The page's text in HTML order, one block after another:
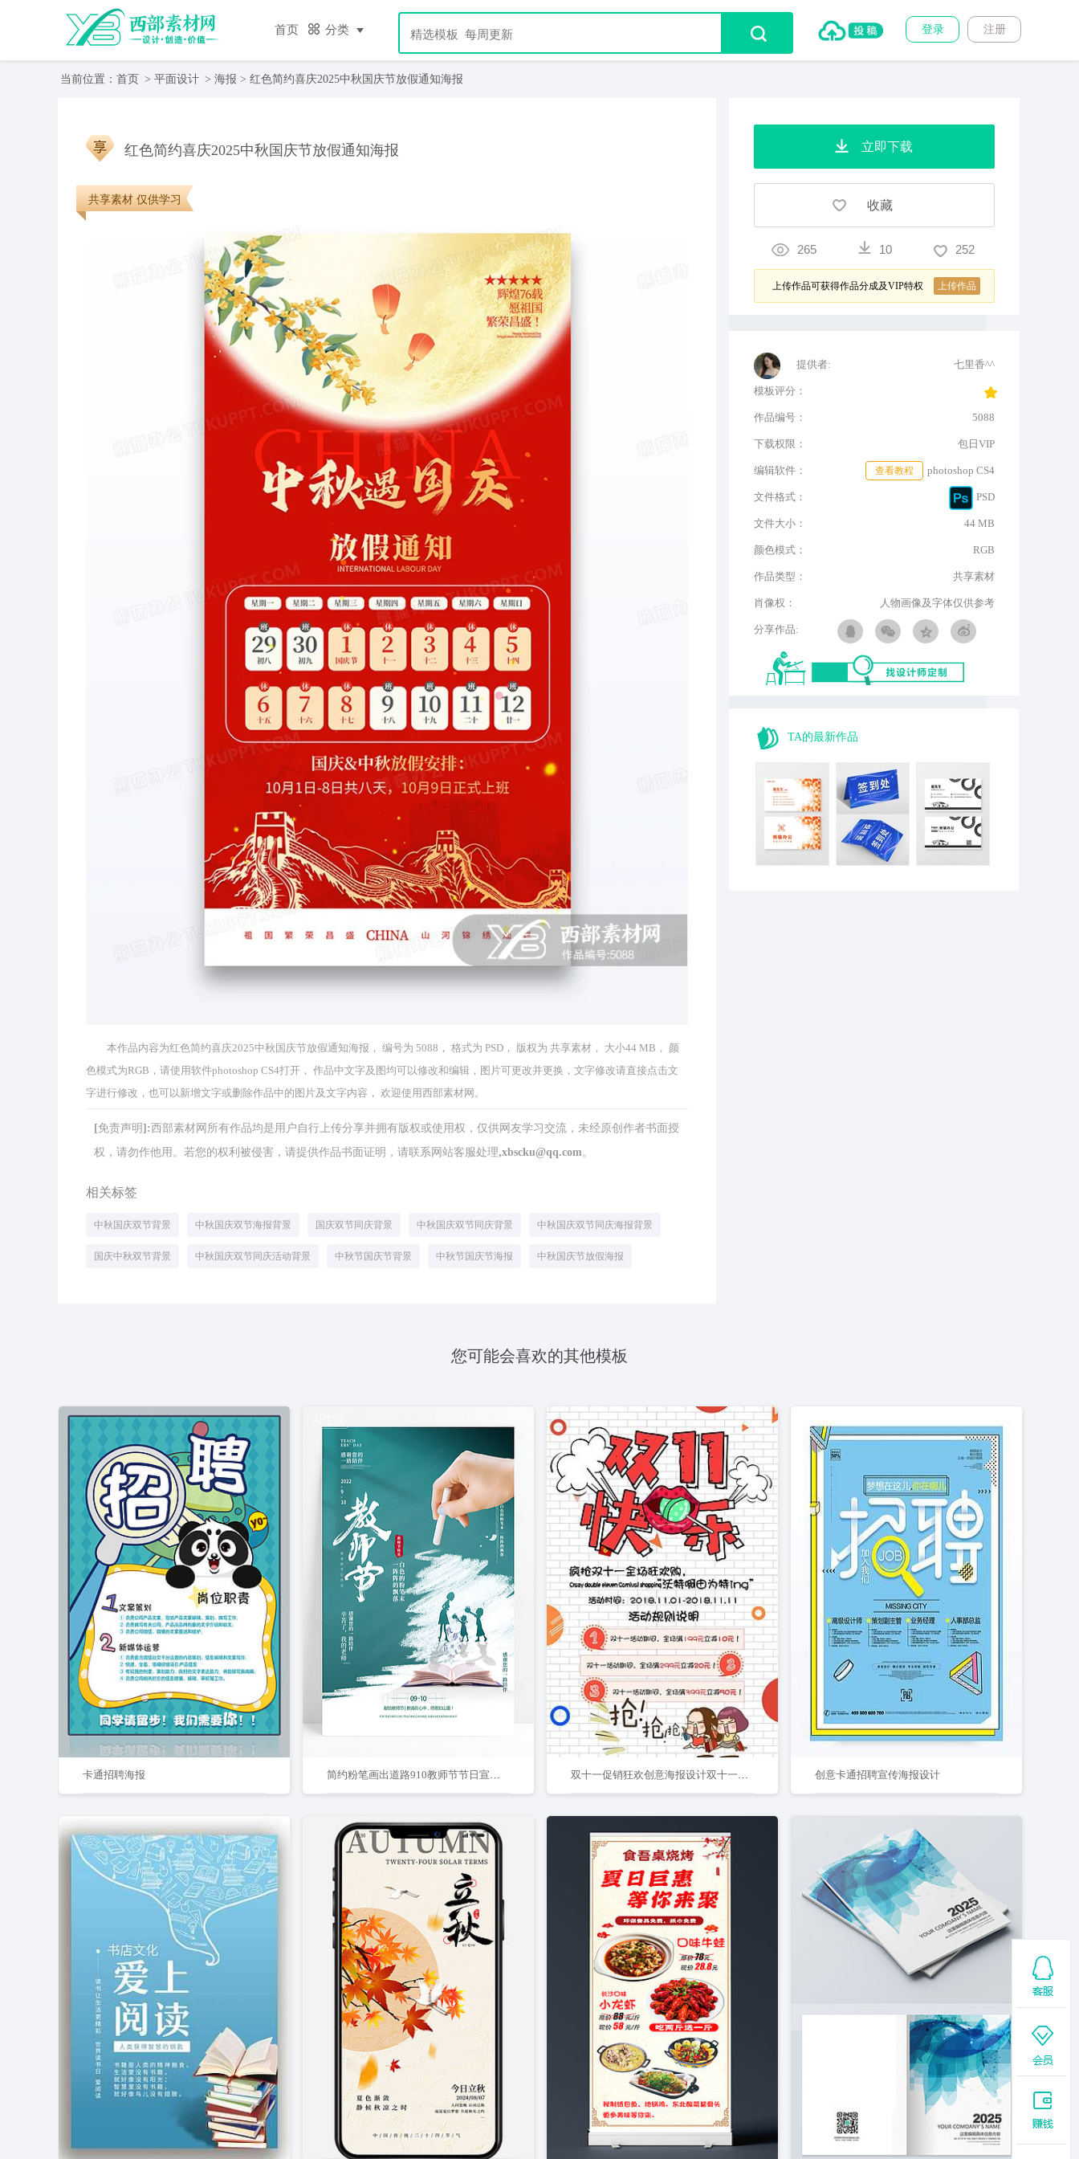
首页 分类 注册
登录
当前位置： 首页 > 平面设计 > 海报 > 红色简约喜庆2025中秋国庆节放假通知海报
红色简约喜庆2025中秋国庆节放假通知海报
共享素材 仅供学习
本作品内容为红色简约喜庆2025中秋国庆节放假通知海报， 编号为 5088， 格式为 PSD， 版权为 共享素材， 大小44 MB， 颜
色模式为RGB，请使用软件photoshop CS4打开， 作品中文字及图均可以修改和编辑，图片可更改并更换，文字修改请直接点击文
字进行修改，也可以新增文字或删除作品中的图片及文字内容， 欢迎使用西部素材网。
[免责声明]:西部素材网所有作品均是用户自行上传分享并拥有版权或使用权，仅供网友学习交流，未经原创作者书面授
权，请勿作他用。若您的权利被侵害，请提供作品书面证明，请联系网站客服处理,xbscku@qq.com。
相关标签
中秋国庆双节背景 中秋国庆双节海报背景 国庆双节同庆背景 中秋国庆双节同庆背景 中秋国庆双节同庆海报背景
国庆中秋双节背景 中秋国庆双节同庆活动背景 中秋节国庆节背景 中秋节国庆节海报 中秋国庆节放假海报
立即下载
收藏
265 10 252
上传作品可获得作品分成及VIP特权 上传作品
提供者: 七里香^^
模板评分：
作品编号： 5088
下载权限： 包日VIP
编辑软件： photoshop CS4
查看教程
文件格式： PSD
文件大小： 44 MB
颜色模式： RGB
作品类型： 共享素材
肖像权： 人物画像及字体仅供参考
分享作品:
TA的最新作品
您可能会喜欢的其他模板
卡通招聘海报 简约粉笔画出道路910教师节节日宣传海报教师节快乐设计 双十一促销狂欢创意海报设计双十一快乐 六 创意卡通招聘宣传海报设计